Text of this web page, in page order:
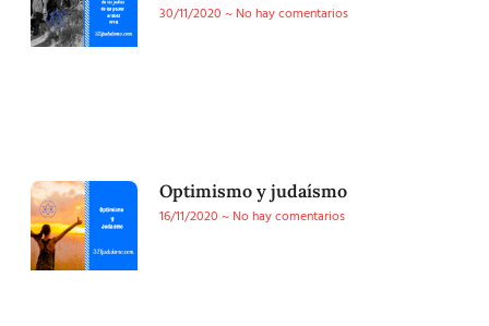
30/11/2020
No hay comentarios
Optimismo y judaísmo
16/11/2020
No hay comentarios